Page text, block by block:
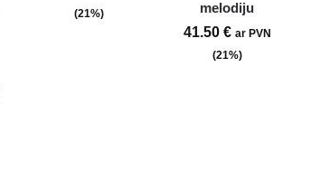
(21%)
melodiju
41.50 € ar PVN
(21%)